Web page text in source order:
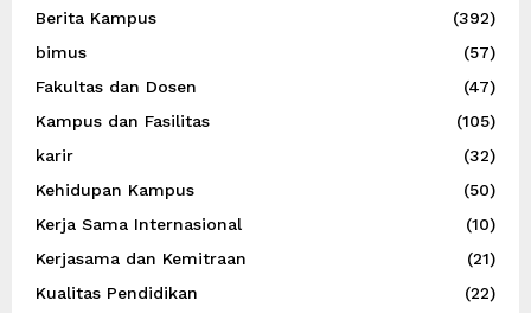
Berita Kampus
(392)
bimus
(57)
Fakultas dan Dosen
(47)
Kampus dan Fasilitas
(105)
karir
(32)
Kehidupan Kampus
(50)
Kerja Sama Internasional
(10)
Kerjasama dan Kemitraan
(21)
Kualitas Pendidikan
(22)